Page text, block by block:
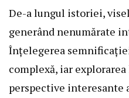
De-a lungul istoriei,
generând nenumărate
Înțelegerea
complexă, iar
perspective interesante